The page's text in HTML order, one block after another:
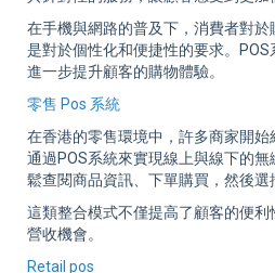
在手機與網路的普及下，消費者對
是對於個性化和便捷性的要求。
進一步提升顧客的購物體驗。
零售 Pos 系統
在香港的零售環境中，許多商家開始
通過POS系統來實現線上與線下的
鬆查閱商品資訊、下單購買，然後選
這類整合模式不僅提高了顧客的便
營收機會。
Retail pos